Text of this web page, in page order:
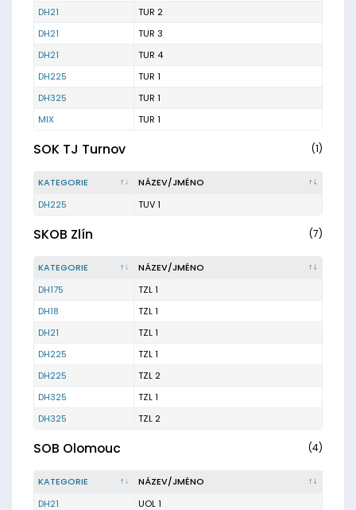
DH21
TUR 2
DH21
TUR 3
DH21
TUR 4
DH225
TUR 1
DH325
TUR 1
MIX
TUR 1
SOK TJ Turnov (1)
KATEGORIE
NÁZEV/JMÉNO
DH225
TUV 1
SKOB Zlín (7)
KATEGORIE
NÁZEV/JMÉNO
DH175
TZL 1
DH18
TZL 1
DH21
TZL 1
DH225
TZL 1
DH225
TZL 2
DH325
TZL 1
DH325
TZL 2
SOB Olomouc (4)
KATEGORIE
NÁZEV/JMÉNO
DH21
UOL 1